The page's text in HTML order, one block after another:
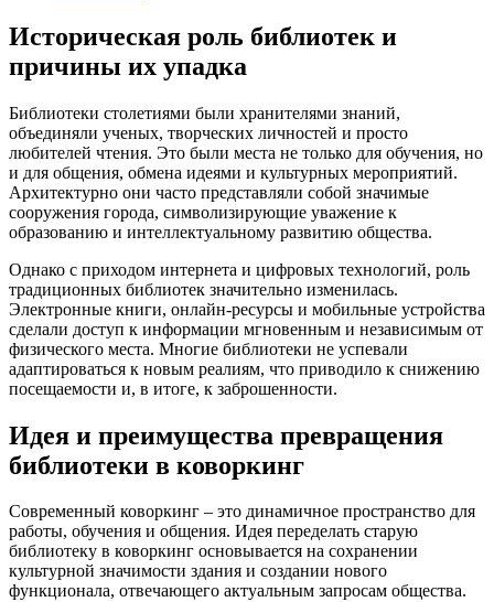
Историческая роль библиотек и
причины их упадка
Библиотеки столетиями были хранителями знаний,
объединяли ученых, творческих личностей и просто
любителей чтения. Это были места не только для обучения, но
и для общения, обмена идеями и культурных мероприятий.
Архитектурно они часто представляли собой значимые
сооружения города, символизирующие уважение к
образованию и интеллектуальному развитию общества.
Однако с приходом интернета и цифровых технологий, роль
традиционных библиотек значительно изменилась.
Электронные книги, онлайн-ресурсы и мобильные устройства
сделали доступ к информации мгновенным и независимым от
физического места. Многие библиотеки не успевали
адаптироваться к новым реалиям, что приводило к снижению
посещаемости и, в итоге, к заброшенности.
Идея и преимущества превращения
библиотеки в коворкинг
Современный коворкинг – это динамичное пространство для
работы, обучения и общения. Идея переделать старую
библиотеку в коворкинг основывается на сохранении
культурной значимости здания и создании нового
функционала, отвечающего актуальным запросам общества.